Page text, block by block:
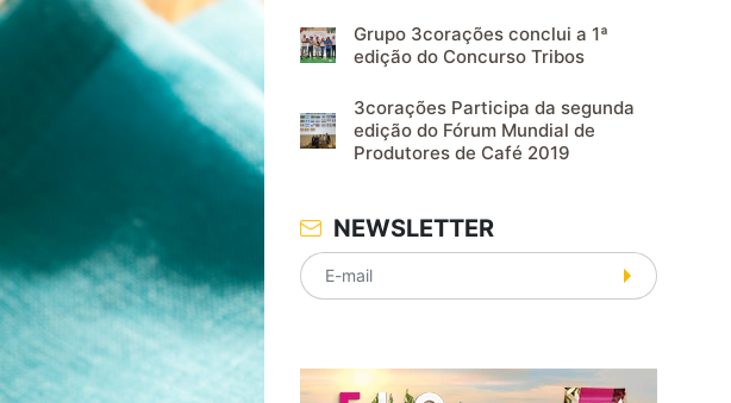
Grupo 3corações conclui a 1ª
edição do Concurso Tribos
3corações Participa da segunda
edição do Fórum Mundial de
Produtores de Café 2019
NEWSLETTER